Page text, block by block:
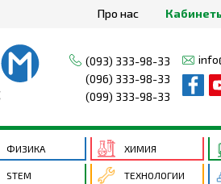
Про нас
(093) 333-98-33
(096) 333-98-33
(099) 333-98-33
ФИЗИКА ХИМИЯ
STEM ТЕХНОЛОГИИ